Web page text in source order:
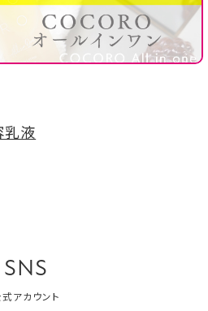
乳液
SNS
式アカウント